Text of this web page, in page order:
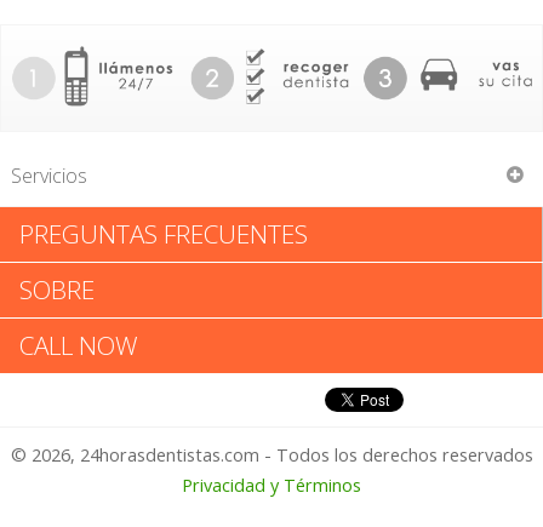
Servicios
Southwest Medical Associates
Southwest Medical Associates:
Califica tu Experiencia
1 – No Feliz
PREGUNTAS FRECUENTES
SOBRE
CALL NOW
© 2026, 24horasdentistas.com - Todos los derechos reservados
Privacidad y Términos